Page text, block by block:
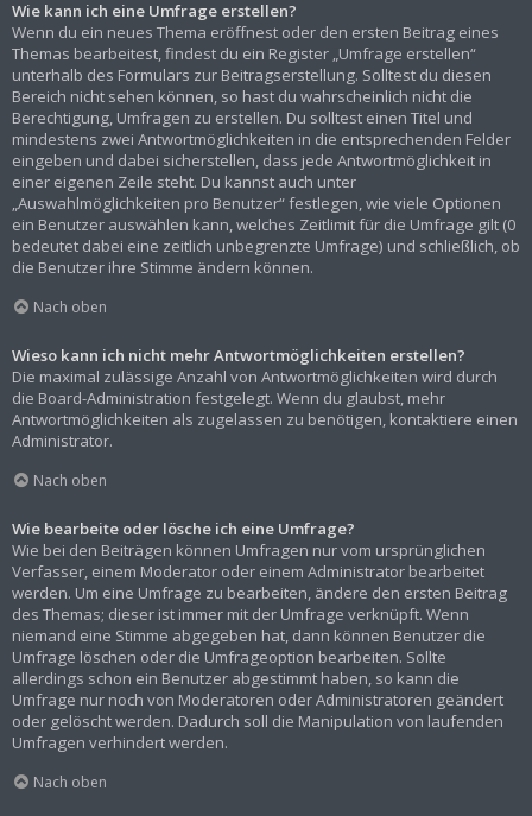
Wie kann ich eine Umfrage erstellen?
Wenn du ein neues Thema eröffnest oder den ersten Beitrag eines
Themas bearbeitest, findest du ein Register „Umfrage erstellen“
unterhalb des Formulars zur Beitragserstellung. Solltest du diesen
Bereich nicht sehen können, so hast du wahrscheinlich nicht die
Berechtigung, Umfragen zu erstellen. Du solltest einen Titel und
mindestens zwei Antwortmöglichkeiten in die entsprechenden Felder
eingeben und dabei sicherstellen, dass jede Antwortmöglichkeit in
einer eigenen Zeile steht. Du kannst auch unter
„Auswahlmöglichkeiten pro Benutzer“ festlegen, wie viele Optionen
ein Benutzer auswählen kann, welches Zeitlimit für die Umfrage gilt (0
bedeutet dabei eine zeitlich unbegrenzte Umfrage) und schließlich, ob
die Benutzer ihre Stimme ändern können.
Nach oben
Wieso kann ich nicht mehr Antwortmöglichkeiten erstellen?
Die maximal zulässige Anzahl von Antwortmöglichkeiten wird durch
die Board-Administration festgelegt. Wenn du glaubst, mehr
Antwortmöglichkeiten als zugelassen zu benötigen, kontaktiere einen
Administrator.
Nach oben
Wie bearbeite oder lösche ich eine Umfrage?
Wie bei den Beiträgen können Umfragen nur vom ursprünglichen
Verfasser, einem Moderator oder einem Administrator bearbeitet
werden. Um eine Umfrage zu bearbeiten, ändere den ersten Beitrag
des Themas; dieser ist immer mit der Umfrage verknüpft. Wenn
niemand eine Stimme abgegeben hat, dann können Benutzer die
Umfrage löschen oder die Umfrageoption bearbeiten. Sollte
allerdings schon ein Benutzer abgestimmt haben, so kann die
Umfrage nur noch von Moderatoren oder Administratoren geändert
oder gelöscht werden. Dadurch soll die Manipulation von laufenden
Umfragen verhindert werden.
Nach oben